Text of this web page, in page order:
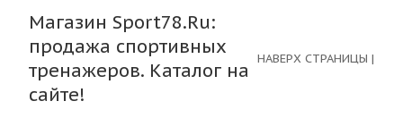
Магазин Sport78.Ru:
продажа спортивных
тренажеров. Каталог на
сайте!
НАВЕРХ СТРАНИЦЫ |